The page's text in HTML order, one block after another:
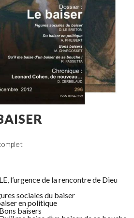
l’urgence de la rencontre de Dieu
sociales du baiser
en politique
baisers